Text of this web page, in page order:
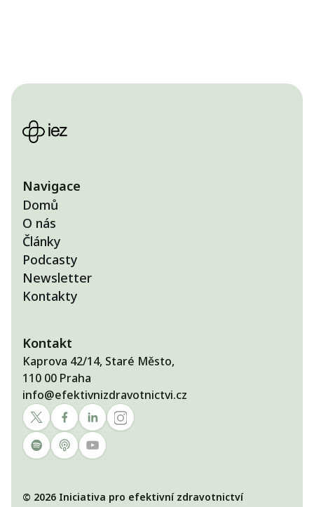
Navigace
Domů
O nás
Články
Podcasty
Newsletter
Kontakty
Kontakt
Kaprova 42/14, Staré Město,
110 00 Praha
info@efektivnizdravotnictvi.cz
© 2026 Iniciativa pro efektivní zdravotnictví